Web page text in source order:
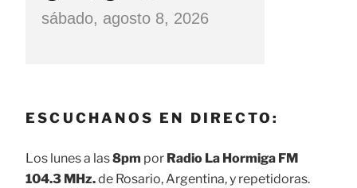
sábado, agosto 8, 2026
ESCUCHANOS EN DIRECTO:
Los lunes a las8pm por Radio La Hormiga FM
104.3 MHz.de Rosario, Argentina, y repetidoras.